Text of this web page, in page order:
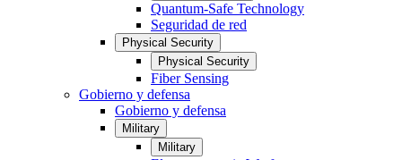
Quantum-Safe Technology
Seguridad de red
Physical Security
Physical Security
Fiber Sensing
Gobierno y defensa
Gobierno y defensa
Military
Military